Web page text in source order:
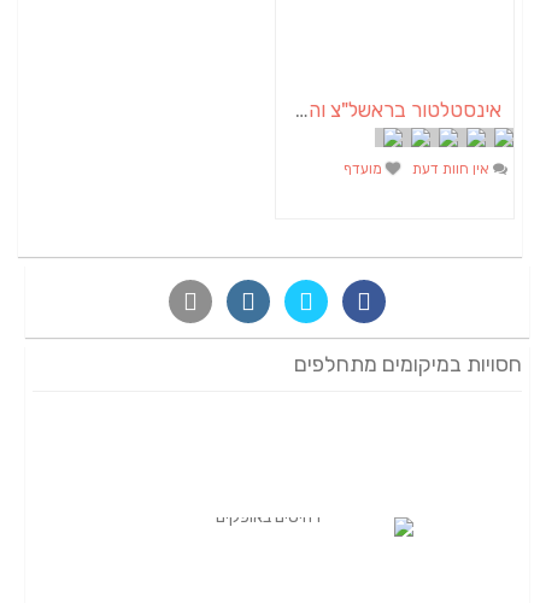
אינסטלטור בראשל"צ והמרכז – אליהו ברזילאי
אין חוות דעת מועדף
חסויות במיקומים מתחלפים